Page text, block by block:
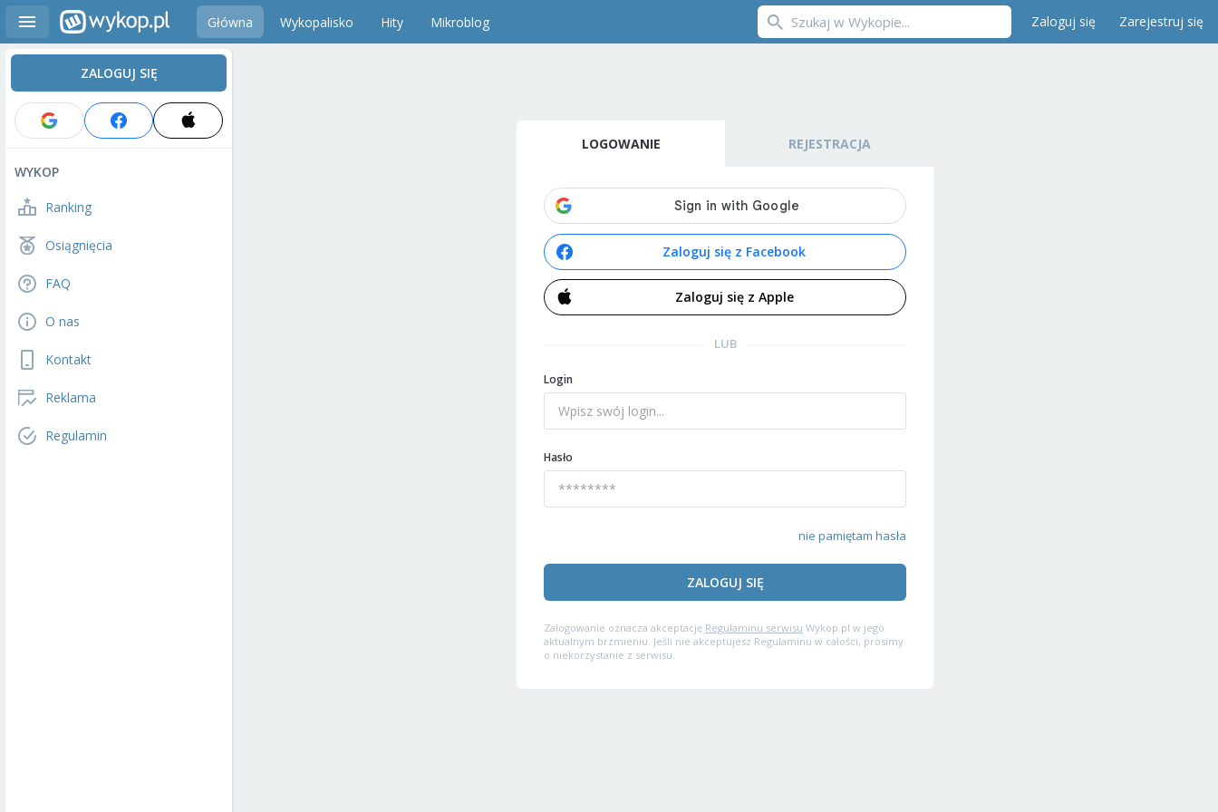
Główna Wykopalisko Hity Mikroblog Zaloguj się Zarejestruj się
ZALOGUJ SIĘ
WYKOP
Ranking
Osiągnięcia
FAQ
O nas
Kontakt
Reklama
Regulamin
LOGOWANIE REJESTRACJA
Zaloguj się z Facebook
Zaloguj się z Apple
LUB
Login
Hasło
nie pamiętam hasła
ZALOGUJ SIĘ
Zalogowanie oznacza akceptację Regulaminu serwisu Wykop.pl w jego
aktualnym brzmieniu. Jeśli nie akceptujesz Regulaminu w całości, prosimy
o niekorzystanie z serwisu.